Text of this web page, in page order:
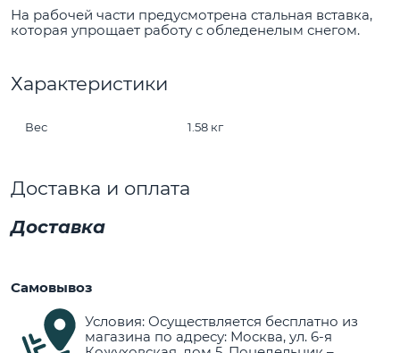
На рабочей части предусмотрена стальная вставка,
которая упрощает работу с обледенелым снегом.
Характеристики
Вес 1.58 кг
Доставка и оплата
Доставка
Самовывоз
Условия: Осуществляется бесплатно из
магазина по адресу: Москва, ул. 6-я